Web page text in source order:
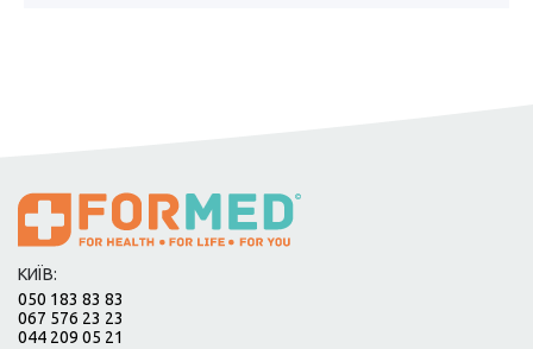
КИЇВ:
050 183 83 83
067 576 23 23
044 209 05 21